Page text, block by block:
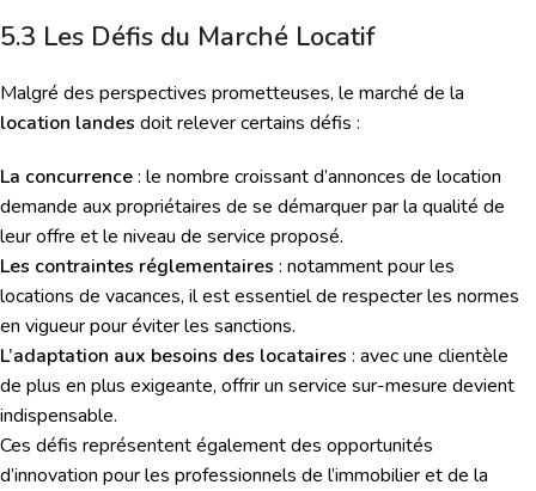
5.3 Les Défis du Marché Locatif
Malgré des perspectives prometteuses, le marché de la
location landes doit relever certains défis :
La concurrence: le nombre croissant d’annonces de location
demande aux propriétaires de se démarquer par la qualité de
leur offre et le niveau de service proposé.
Les contraintes réglementaires : notamment pour les
locations de vacances, il est essentiel de respecter les normes
en vigueur pour éviter les sanctions.
L’adaptation aux besoins des locataires : avec une clientèle
de plus en plus exigeante, offrir un service sur-mesure devient
indispensable.
Ces défis représentent également des opportunités
d’innovation pour les professionnels de l’immobilier et de la